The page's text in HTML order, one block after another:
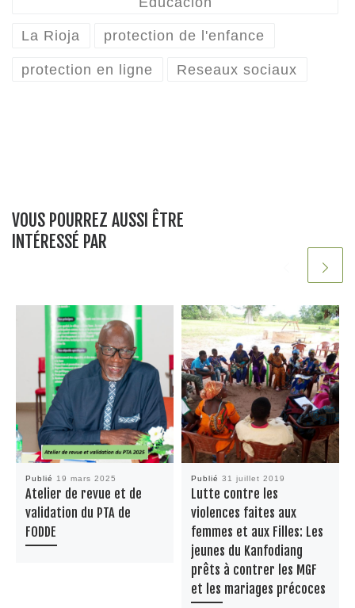
o
k
p
La Rioja protection de l'enfance
protection en ligne Reseaux sociaux
VOUS POURREZ AUSSI ÊTRE
INTÉRESSÉ PAR
Publié 19 mars 2025
Atelier de revue et de
validation du PTA de
FODDE
Publié 31 juillet 2019
Lutte contre les
violences faites aux
femmes et aux Filles: Les
jeunes du Kanfodiang
prêts à contrer les MGF
et les mariages précoces